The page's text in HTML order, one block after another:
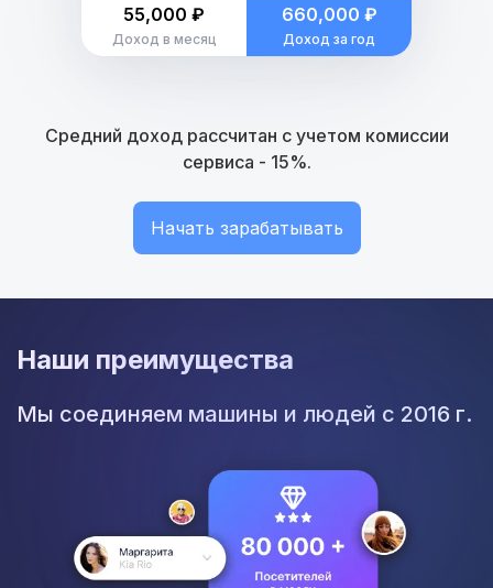
55,000 ₽
Доход в месяц
660,000 ₽
Доход за год
Средний доход рассчитан с учетом комиссии
сервиса - 15%.
Начать зарабатывать
Наши преимущества
Мы соединяем машины и людей с 2016 г.